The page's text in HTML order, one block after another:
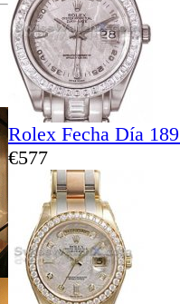
Rolex Fecha Día
€577